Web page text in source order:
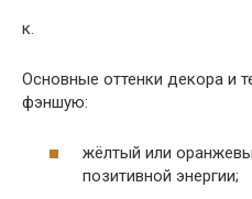
к.
Основные оттенки декора и
фэншую:
жёлтый или
позитивной энергии;